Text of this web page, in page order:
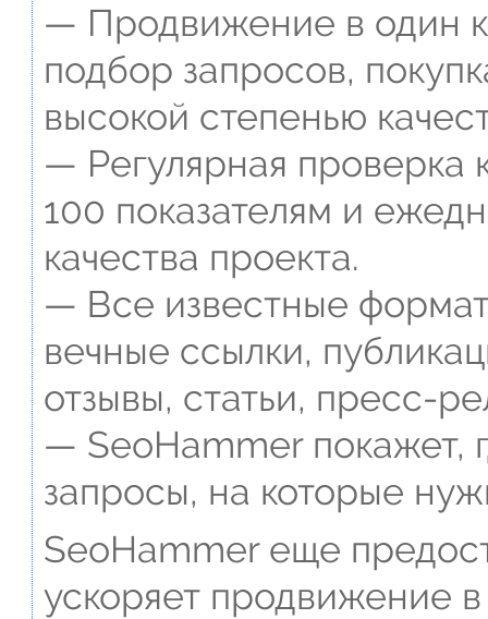
— Продвижение в один
подбор запросов,
высокой степенью
— Регулярная проверка
100 показателям и
качества проекта.
— Все известные
вечные ссылки,
отзывы, статьи, пресс-
— SeoHammer покажет,
запросы, на которые
SeoHammer еще
ускоряет продвижение